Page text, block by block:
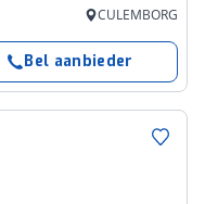
CULEMBORG
Bel aanbieder